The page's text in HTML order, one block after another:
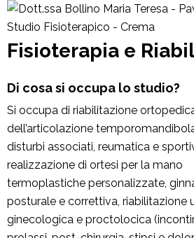
Fisioterapia e
Di cosa si occupa lo studio?
Si occupa di riabilitazione
dell’articolazione
disturbi associati, reumatica e
realizzazione di ortesi per la mano
termoplastiche personalizzate,
posturale e correttiva, riabilitazione
ginecologica e proctolocica